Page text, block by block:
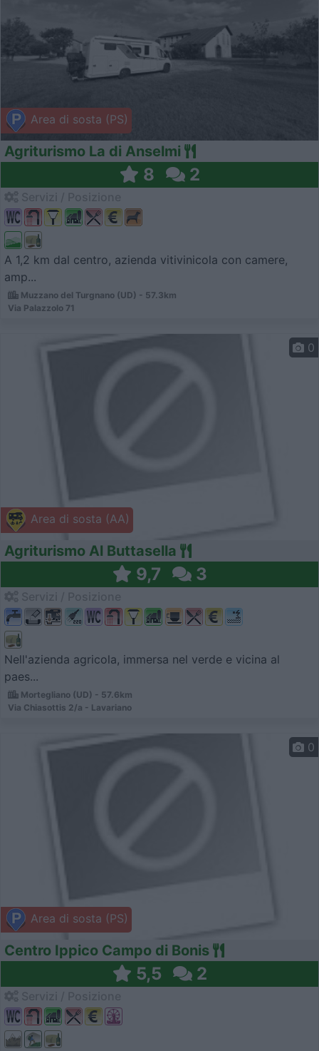
Area di sosta (PS)
Agriturismo La di Anselmi
8 2
A 1,2 km dal centro, azienda vitivinicola con camere,
amp...
Muzzano del Turgnano (UD) - 57.3km
Via Palazzolo 71
Area di sosta (AA)
0
Agriturismo Al Buttasella
9,7 3
Nell'azienda agricola, immersa nel verde e vicina al
paes...
Mortegliano (UD) - 57.6km
Via Chiasottis 2/a - Lavariano
Area di sosta (PS)
0
Centro Ippico Campo di Bonis
5,5 2